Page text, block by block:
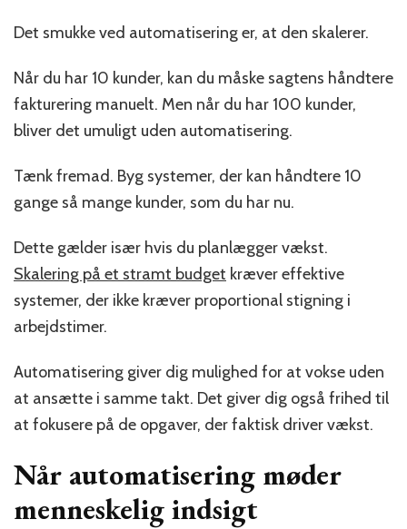
Det smukke ved automatisering er, at den skalerer.
Når du har 10 kunder, kan du måske sagtens håndtere
fakturering manuelt. Men når du har 100 kunder,
bliver det umuligt uden automatisering.
Tænk fremad. Byg systemer, der kan håndtere 10
gange så mange kunder, som du har nu.
Dette gælder især hvis du planlægger vækst.
Skalering på et stramt budget kræver effektive
systemer, der ikke kræver proportional stigning i
arbejdstimer.
Automatisering giver dig mulighed for at vokse uden
at ansætte i samme takt. Det giver dig også frihed til
at fokusere på de opgaver, der faktisk driver vækst.
Når automatisering møder
menneskelig indsigt